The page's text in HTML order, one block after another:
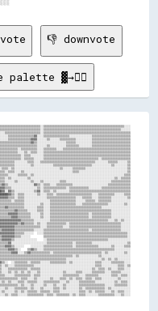
👎 downvote
palette ▓→✊🏽